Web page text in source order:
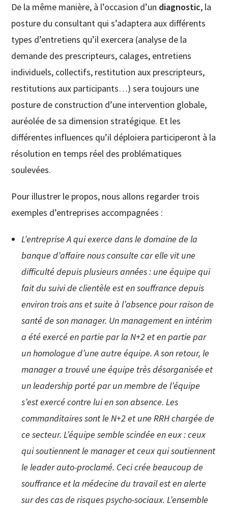
De la même manière, à l’occasion d’un diagnostic, la
posture du consultant qui s’adaptera aux différents
types d’entretiens qu’il exercera (analyse de la
demande des prescripteurs, calages, entretiens
individuels, collectifs, restitution aux prescripteurs,
restitutions aux participants…) sera toujours une
posture de construction d’une intervention globale,
auréolée de sa dimension stratégique. Et les
différentes influences qu’il déploiera participeront à la
résolution en temps réel des problématiques
soulevées.
Pour illustrer le propos, nous allons regarder trois
exemples d’entreprises accompagnées :
L’entreprise A qui exerce dans le domaine de la
banque d’affaire nous consulte car elle vit une
difficulté depuis plusieurs années : une équipe qui
fait du suivi de clientèle est en souffrance depuis
environ trois ans et suite à l’absence pour raison de
santé de son manager. Un management en intérim
a été exercé en partie par la N+2 et en partie par
un homologue d’une autre équipe. A son retour, le
manager a trouvé une équipe très désorganisée et
un leadership porté par un membre de l’équipe
s’est exercé contre lui en son absence. Les
commanditaires sont le N+2 et une RRH chargée de
ce secteur. L’équipe semble scindée en eux : ceux
qui soutiennent le manager et ceux qui soutiennent
le leader auto-proclamé. Ceci crée beaucoup de
souffrance et la médecine du travail est en alerte
sur des cas de risques psycho-sociaux. L’ensemble